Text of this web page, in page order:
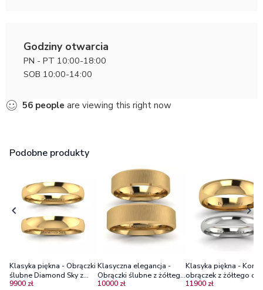
Godziny otwarcia
PN - PT 10:00-18:00
SOB 10:00-14:00
56 people are viewing this right now
Podobne produkty
Klasyka piękna - Obrączki
ślubne Diamond Sky z
żółtego złota, 3,5mm,
9900 zł
Klasyczna elegancja -
Obrączki ślubne z żółtego
złota, 4 mm oraz 5 mm
10000 zł
Klasyka piękna -
obrączek z żółtego
białego złota, 3,0mm i
11900 zł